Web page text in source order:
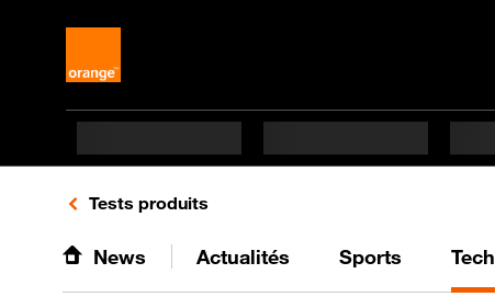
Retours vers le listing de vidéos de la catégorie
Tests produits
News Actualités Sports Tech